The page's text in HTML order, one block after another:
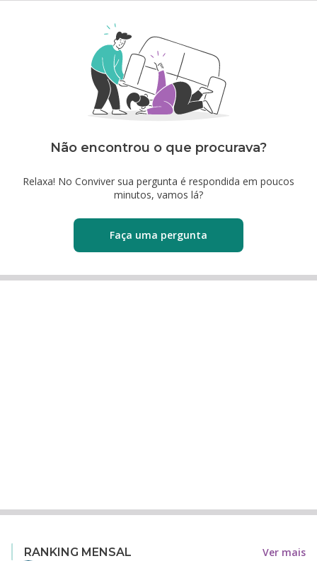
Não encontrou o que procurava?
Relaxa! No Conviver sua pergunta é respondida em poucos
minutos, vamos lá?
Faça uma pergunta
RANKING MENSAL Ver mais